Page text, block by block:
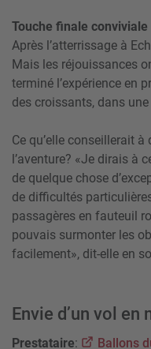
Touche finale conviviale
Après l’atterrissage à
Mais les réjouissances
terminé l’expérience en
des croissants, dans
Ce qu’elle conseillerait à
l’aventure? «Je dirais à
de quelque chose
de difficultés
passagères en fauteuil
pouvais surmonter les
facilement», dit-elle en
Envie d’un vol
Prestataire:
Ballons